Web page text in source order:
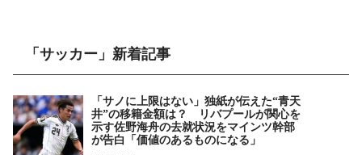
「サッカー」新着記事
「サノに上限はない」独紙が伝えた“青天
井”の移籍金額は？ リバプールが関心を
示す佐野海舟の去就状況をマインツ幹部
が告白「価値のあるものになる」